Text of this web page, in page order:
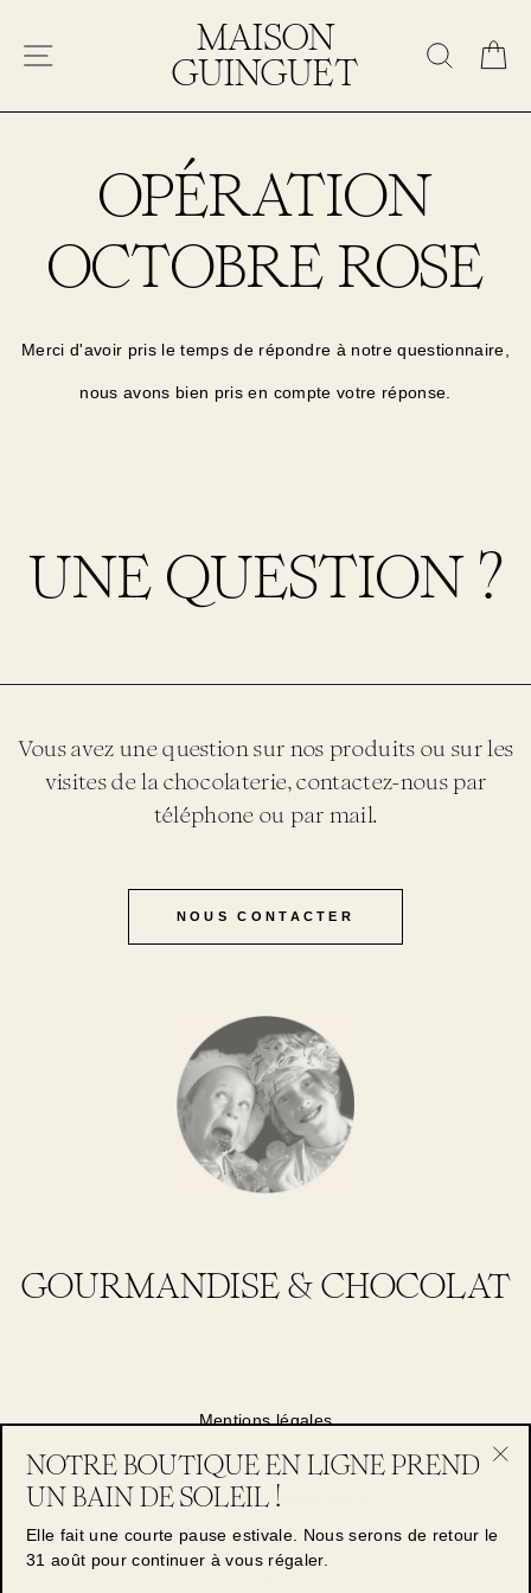
contenu
MAISON
GUINGUET
OPÉRATION
OCTOBRE ROSE
Merci d'avoir pris le temps de répondre à notre questionnaire,
nous avons bien pris en compte votre réponse.
UNE QUESTION ?
Vous avez une question sur nos produits ou sur les
visites de la chocolaterie, contactez-nous par
téléphone ou par mail.
NOUS CONTACTER
GOURMANDISE & CHOCOLAT
Mentions légales
Conditions générales de vente
Politique de confidentialité
Presse
Instagram
NOTRE BOUTIQUE EN LIGNE PREND
UN BAIN DE SOLEIL !
Elle fait une courte pause estivale. Nous serons de retour le
31 août pour continuer à vous régaler.